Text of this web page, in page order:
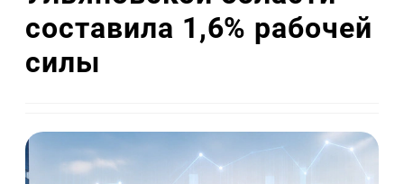
составила 1,6% рабочей
силы